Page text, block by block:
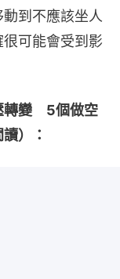
到不應該坐人
可能會受到影
轉變　5個做空
）：